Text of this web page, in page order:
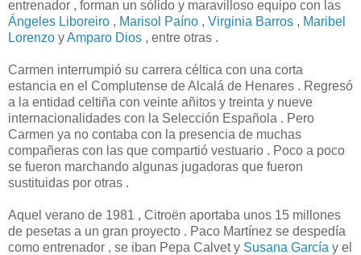
entrenador , forman un sólido y maravilloso equipo con las
Ángeles Liboreiro , Marisol Paíno , Virginia Barros , Maribel
Lorenzo yAmparo Dios , entre otras .
Carmen interrumpió su carrera céltica con una corta
estancia en el Complutense de Alcalá de Henares . Regresó
a la entidad celtiña con veinte añitos y treinta y nueve
internacionalidades con la Selección Española . Pero
Carmen ya no contaba con la presencia de muchas
compañeras con las que compartió vestuario . Poco a poco
se fueron marchando algunas jugadoras que fueron
sustituidas por otras .
Aquel verano de 1981 , Citroën aportaba unos 15 millones
de pesetas a un gran proyecto . Paco Martínez se despedía
como entrenador , se iban Pepa Calvet y Susana García y el